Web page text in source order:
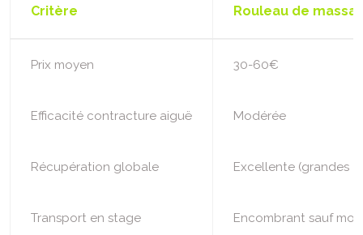
Critère Rouleau de
Prix moyen 30-60€
Efficacité contracture aiguë Modérée
Récupération globale Excellente (grandes
Transport en stage Encombrant sauf